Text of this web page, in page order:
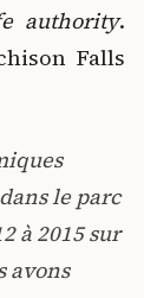
authority.
Falls
le parc
à 2015 sur
avons